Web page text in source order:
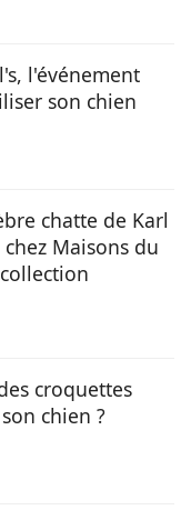
l'événement
son chien
chatte de Karl
Maisons du
croquettes
chien ?